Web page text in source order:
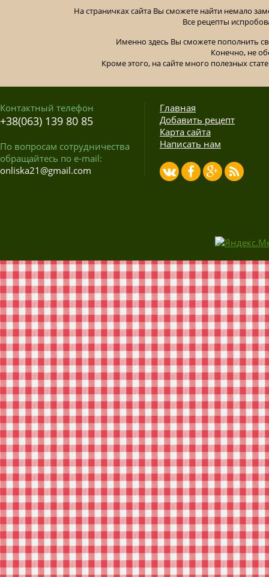
На страничках сайта Вы сможете найти немало
Все рецепты
Именно здесь Вы сможете пополнить
Конечно, не
Кроме этого, на сайте много полезных
Контактный телефон
+38(063) 139 80 85
По вопросам сотрудничества
обращайтесь по e-mail:
onliska21@gmail.com
Главная
Добавить рецепт
Карта сайта
Написать нам